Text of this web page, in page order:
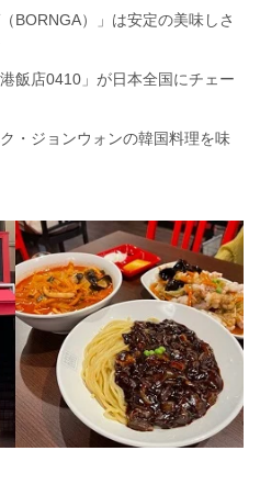
BORNGA）」は安定の美味しさ
飯店0410」が日本全国にチェー
・ジョンウォンの韓国料理を味